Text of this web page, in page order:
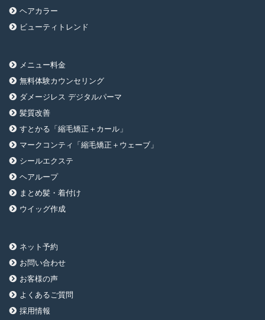
ヘアカラー
ビューティトレンド
メニュー料金
無料体験カウンセリング
ダメージレス デジタルパーマ
髪質改善
すとかる「縮毛矯正＋カール」
マークコンティ「縮毛矯正＋ウェーブ」
シールエクステ
ヘアループ
まとめ髪・着付け
ウイッグ作成
ネット予約
お問い合わせ
お客様の声
よくあるご質問
採用情報